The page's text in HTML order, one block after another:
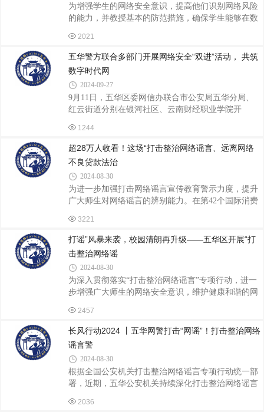
肖某明知微博系公众平台，仍针对我国某知名运动员
发表了恶意侮辱诽谤的言论，公安机关依据《治安管
理处罚法》对其处以200元的罚款，同时民警已对
为增强学生的网络安全意识，提高他们识别网络风险
的能力，并教授基本的防范措施，确保学生能够在数
育集团上悦校区面向全校师生开展网络安全宣传教育
校园日主题活动，开展了以《网络安全》为主题的教
育讲座。此次讲座特别邀请了来自昆明市公安局五华
分局网安大队李冉星警官主讲。李警官结合视频案
例，通过生动有趣的讲解方式，向学生们介绍了网络
安全的重要性。还为同学们介绍了互联网时代网络带
来的好处，接着为我们讲解了网络的危害、网络谣
言，教同学们如何正确、安全的上网。此外，李冉星
2021
五华警方联合多部门开展网络安全“双进”活动， 共筑
数字时代网
2024-09-27
9月11日，五华区委网信办联合市公安局五华分局、
红云街道分别在银河社区、云南财经职业学院开
动按照2024年国家网络安全宣传周部署要求，结合五
华区工作实际，积极响应国家关于加强网络安全宣传
教育的号召，提升全民网络安全意识和防护技能。
在“网络安全进社区”活动中，工作人员通过普法公益
课堂、发放网络安全知识手册等方式，用简约易懂的
PPT、漫画小故事，生动讲解老年人身边的健康骗局
和误区、常见的诈骗手段，教授老年人如何辨别虚假
广告、遭受骗局如何维权、如何学习使用智能手
1244
超28万人收看！这场“打击整治网络谣言、远离网络
不良贷款法治
2024-08-30
为进一步加强打击网络谣言宣传教育警示力度，提升
广大师生对网络谣言的辨别能力。在第42个国际消费
分行、云南大学、省厅网络安全保卫总队、市局网络
安全保卫支队、五华区文明办等部门在云南大学东陆
校区举办了主题为“打击整治网络谣言 远离网络不良
贷款，法治金融知识进校园”宣传教育活动。 本次活
动采取线上直播和线下宣传同步开展的形式，活动邀
请了广发银行昆明分行现场为广大师生和社会大众做
了“金融高管讲消保”，网安民警围绕“依法打击网络谣
言、全力净化网络环境”进行宣讲，广
3221
打谣”风暴来袭，校园清朗再升级——五华区开展“打
击整治网络谣
2024-08-30
为深入贯彻落实“打击整治网络谣言”专项行动，进一
步增强广大师生的网络安全意识，维护健康和谐的网
局网安支队、五华区委网信办、昆明市公安局五华分
局网安大队、王家桥派出所，普吉街道同心路社区以
及红旗小学上悦校区联合开展“打击整治网络谣言 保
护未成年人网络安全”宣传活动。 省厅网安总队迟海
昆警官引用经典案例，用生动的语言向全校师生普及
了网络谣言的种类、识别方法、编造网络谣言需要承
担的法律责任以及举报网络谣言的方法、渠道等网络
安全知识，现场还用互动提问的方式讲解
2457
长风行动2024 丨五华网警打击“网谣”！打击整治网络
谣言警
2024-08-30
根据全国公安机关打击整治网络谣言专项行动统一部
署，近期，五华公安机关持续深化打击整治网络谣言
近日，五华警方接山西太原市公安局线索，经网上巡
2036